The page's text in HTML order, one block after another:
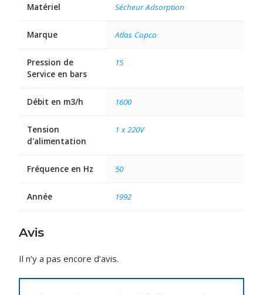
Matériel Sécheur Adsorption
Marque Atlas Copco
Pression de
Service en bars
15
Débit en m3/h 1600
Tension
d'alimentation
1 x 220V
Fréquence en Hz 50
Année 1992
Avis
Il n’y a pas encore d’avis.